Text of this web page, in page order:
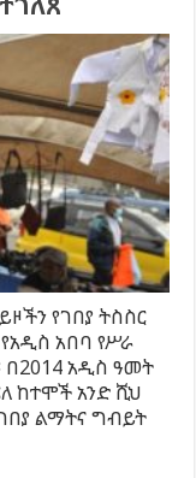
የገበያ ትስስር
አበባ የሥራ
በ2014 አዲስ ዓመት
ከተሞች አንድ ሺህ
ልማትና ግብይት